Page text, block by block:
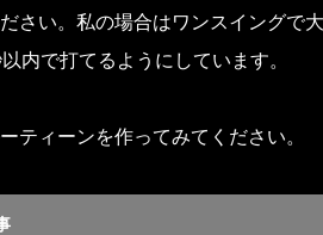
さい。私の場合はワンスイングで
内で打てるようにしています。
ティーンを作ってみてください。